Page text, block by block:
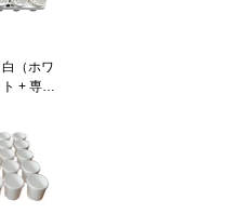
（ホワ
+ 専用
（ホワ
ケベリ